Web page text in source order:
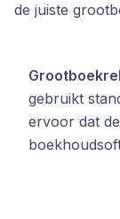
de juiste
gebruikt
ervoor dat